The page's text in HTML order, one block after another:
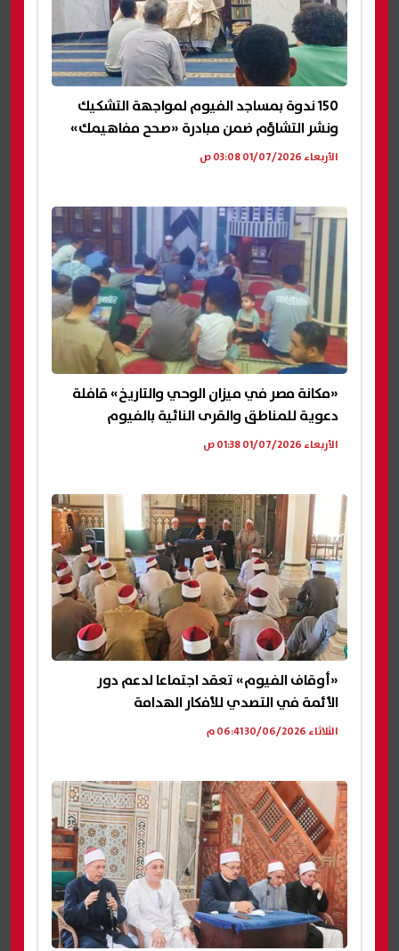
150 ندوة بمساجد الفيوم لمواجهة التشكيك
ونشر التشاؤم ضمن مبادرة «صحح مفاهيمك»
الأربعاء 01/07/2026 03:08 ص
«مكانة مصر في ميزان الوحي والتاريخ» قافلة
دعوية للمناطق والقرى النائية بالفيوم
الأربعاء 01/07/2026 01:38 ص
«أوقاف الفيوم» تعقد اجتماعا لدعم دور
الأئمة في التصدي للأفكار الهدامة
الثلاثاء 30/06/2026 06:41 م